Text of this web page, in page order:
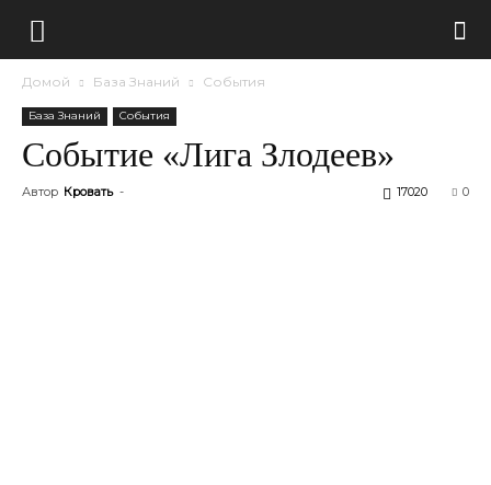
Домой База Знаний События
База Знаний События
Событие «Лига Злодеев»
Автор Кровать - 0
17020